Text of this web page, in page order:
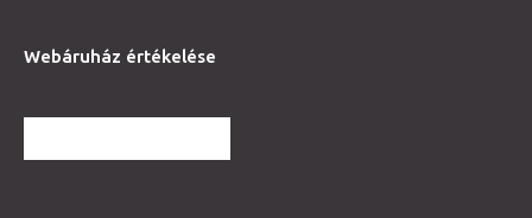
Webáruház értékelése